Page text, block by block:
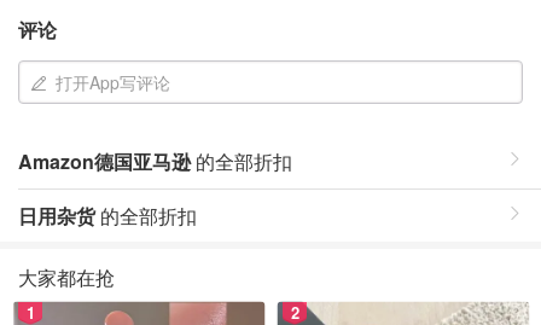
评论
打开App写评论
Amazon德国亚马逊的全部折扣
日用杂货的全部折扣
大家都在抢
1 2